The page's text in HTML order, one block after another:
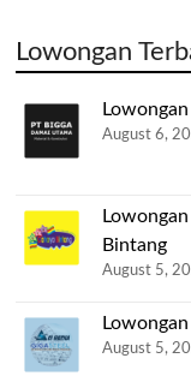
Lowongan
August 6,
Bintang
August 5,
August 5,